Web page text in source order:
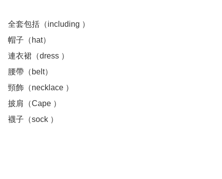
全套包括（including ）
帽子（hat）
連衣裙（dress ）
腰帶（belt）
頸飾（necklace ）
披肩（Cape ）
襪子（sock ）